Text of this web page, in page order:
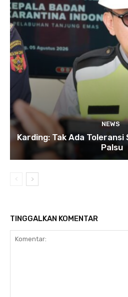
NEWS
Karding: Tak Ada
Palsu
TINGGALKAN KOMENTAR